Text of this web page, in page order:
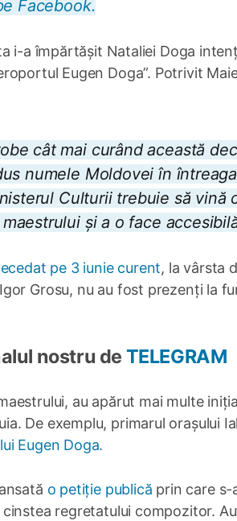
Facebook.
i-a împărtășit Nataliei Doga
Eugen Doga”. Potrivit
cât mai curând această
numele Moldovei în
Culturii trebuie să vină
și a o face
pe 3 iunie curent, la vârsta
Grosu, nu au fost prezenți la
nostru de TELEGRAM
au apărut mai multe
De exemplu, primarul orașului
Eugen Doga.
o petiție publică prin care
regretatului compozitor.